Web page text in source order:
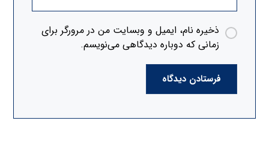
ذخیره نام، ایمیل و وبسایت من در مرورگر برای
زمانی که دوباره دیدگاهی می‌نویسم.
فرستادن دیدگاه